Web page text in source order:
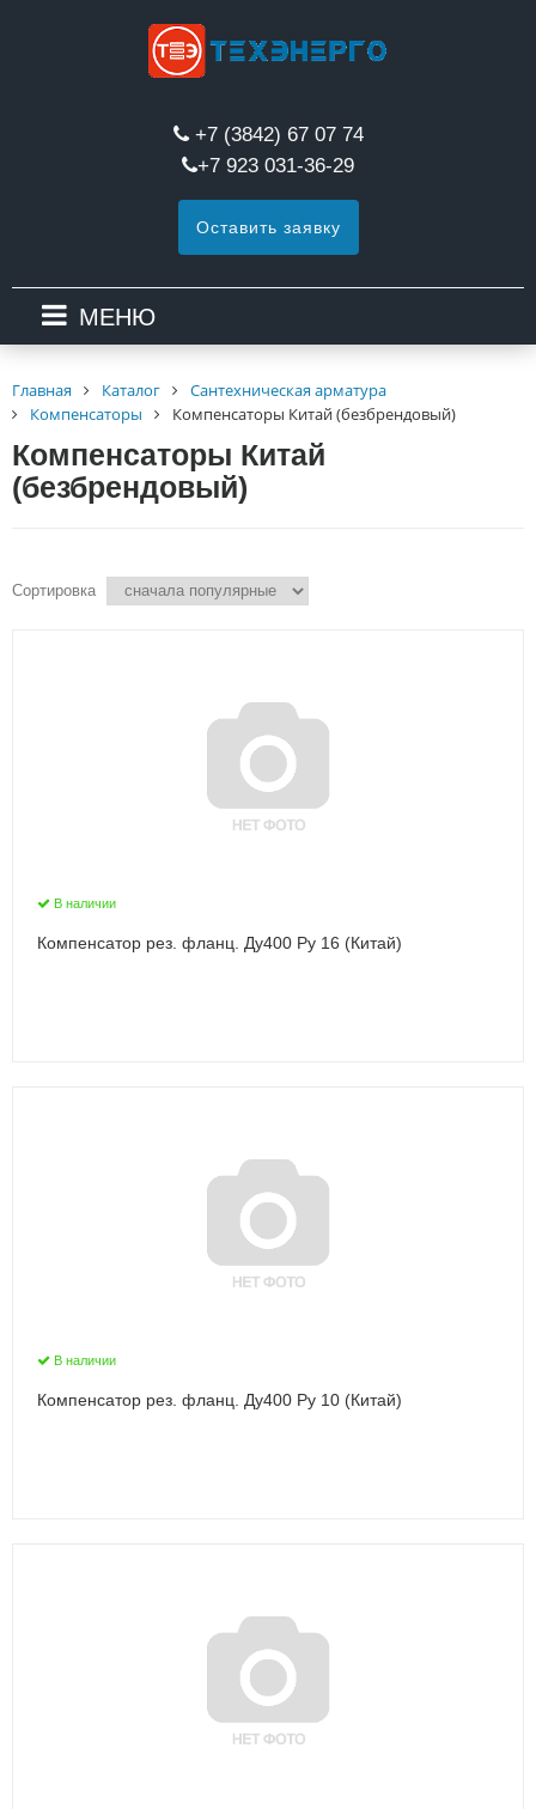
+7 (3842) 67 07 74
+7 923 031-36-29
Оставить заявку
МЕНЮ
Главная Каталог
Сантехническая арматура
Компенсаторы
Компенсаторы Китай (безбрендовый)
Компенсаторы Китай
(безбрендовый)
Сортировка
В наличии
Компенсатор рез. фланц. Ду400 Ру 16 (Китай)
В наличии
Компенсатор рез. фланц. Ду400 Ру 10 (Китай)